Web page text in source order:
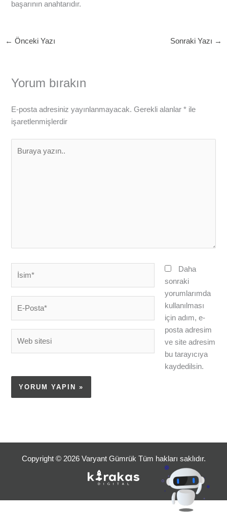
başarının anahtarıdır.
← Önceki Yazı Sonraki Yazı →
Yorum bırakın
E-posta adresiniz yayınlanmayacak. Gerekli alanlar* ile
işaretlenmişlerdir
yazın..
Daha
sonraki
yorumlarımda
kullanılması
için adım, e-
posta adresim
ve site adresim
bu tarayıcıya
kaydedilsin.
Copyright © 2026 Varyant Gümrük Tüm hakları saklıdır.